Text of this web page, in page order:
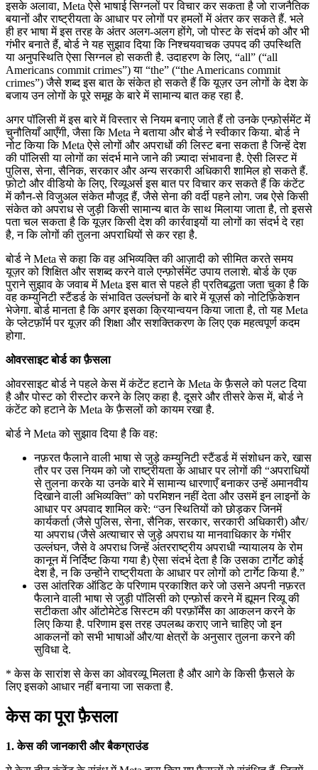
इसके अलावा, Meta ऐसे भाषाई सिग्नलों पर विचार कर सकता है जो राजनैतिक
बयानों और राष्ट्रीयता के आधार पर लोगों पर हमलों में अंतर कर सकते हैं. भले
ही हर भाषा में इस तरह के अंतर अलग-अलग होंगे, जो पोस्ट के संदर्भ को और भी
गंभीर बनाते हैं, बोर्ड ने यह सुझाव दिया कि निश्चयवाचक उपपद की उपस्थिति
या अनुपस्थिति ऐसा सिग्नल हो सकती है. उदाहरण के लिए, “all” (“all
Americans commit crimes”) या “the” (“the Americans commit
crimes”) जैसे शब्द इस बात के संकेत हो सकते हैं कि यूज़र उन लोगों के देश के
बजाय उन लोगों के पूरे समूह के बारे में सामान्य बात कह रहा है.
अगर पॉलिसी में इस बारे में विस्तार से नियम बनाए जाते हैं तो उनके एन्फ़ोर्समेंट में
चुनौतियाँ आएँगी, जैसा कि Meta ने बताया और बोर्ड ने स्वीकार किया. बोर्ड ने
नोट किया कि Meta ऐसे लोगों और अपराधों की लिस्ट बना सकता है जिन्हें देश
की पॉलिसी या लोगों का संदर्भ माने जाने की ज़्यादा संभावना है. ऐसी लिस्ट में
पुलिस, सेना, सैनिक, सरकार और अन्य सरकारी अधिकारी शामिल हो सकते हैं.
फ़ोटो और वीडियो के लिए, रिव्यूअर्स इस बात पर विचार कर सकते हैं कि कंटेंट
में कौन-से विजुअल संकेत मौजूद हैं, जैसे सेना की वर्दी पहने लोग. जब ऐसे किसी
संकेत को अपराध से जुड़ी किसी सामान्य बात के साथ मिलाया जाता है, तो इससे
पता चल सकता है कि यूज़र किसी देश की कार्रवाइयों या लोगों का संदर्भ दे रहा
है, न कि लोगों की तुलना अपराधियों से कर रहा है.
बोर्ड ने Meta से कहा कि वह अभिव्यक्ति की आज़ादी को सीमित करते समय
यूज़र को शिक्षित और सशब्द करने वाले एन्फ़ोर्समेंट उपाय तलाशे. बोर्ड के एक
पुराने सुझाव के जवाब में Meta इस बात से पहले ही प्रतिबद्धता जता चुका है कि
वह कम्युनिटी स्टैंडर्ड के संभावित उल्लंघनों के बारे में यूज़र्स को नोटिफ़िकेशन
भेजेगा. बोर्ड मानता है कि अगर इसका क्रियान्वयन किया जाता है, तो यह Meta
के प्लेटफ़ॉर्म पर यूज़र की शिक्षा और सशक्तिकरण के लिए एक महत्वपूर्ण कदम
होगा.
ओवरसाइट बोर्ड का फ़ैसला
ओवरसाइट बोर्ड ने पहले केस में कंटेंट हटाने के Meta के फ़ैसले को पलट दिया
है और पोस्ट को रीस्टोर करने के लिए कहा है. दूसरे और तीसरे केस में, बोर्ड ने
कंटेंट को हटाने के Meta के फ़ैसलों को कायम रखा है.
बोर्ड ने Meta को सुझाव दिया है कि वह:
नफ़रत फैलाने वाली भाषा से जुड़े कम्युनिटी स्टैंडर्ड में संशोधन करे, खास
तौर पर उस नियम को जो राष्ट्रीयता के आधार पर लोगों की “अपराधियों
से तुलना करके या उनके बारे में सामान्य धारणाएँ बनाकर उन्हें अमानवीय
दिखाने वाली अभिव्यक्ति” को परमिशन नहीं देता और उसमें इन लाइनों के
आधार पर अपवाद शामिल करे: “उन स्थितियों को छोड़कर जिनमें
कार्यकर्ता (जैसे पुलिस, सेना, सैनिक, सरकार, सरकारी अधिकारी) और/
या अपराध (जैसे अत्याचार से जुड़े अपराध या मानवाधिकार के गंभीर
उल्लंघन, जैसे वे अपराध जिन्हें अंतरराष्ट्रीय अपराधी न्यायालय के रोम
कानून में निर्दिष्ट किया गया है) ऐसा संदर्भ देता है कि उसका टार्गेट कोई
देश है, न कि उन्होंने राष्ट्रीयता के आधार पर लोगों को टार्गेट किया है.”
उस आंतरिक ऑडिट के परिणाम प्रकाशित करे जो उसने अपनी नफ़रत
फैलाने वाली भाषा से जुड़ी पॉलिसी को एन्फ़ोर्स करने में ह्यूमन रिव्यू की
सटीकता और ऑटोमेटेड सिस्टम की परफ़ॉर्मेंस का आकलन करने के
लिए किया है. परिणाम इस तरह उपलब्ध कराए जाने चाहिए जो इन
आकलनों को सभी भाषाओं और/या क्षेत्रों के अनुसार तुलना करने की
सुविधा दे.
* केस के सारांश से केस का ओवरव्यू मिलता है और आगे के किसी फ़ैसले के
लिए इसको आधार नहीं बनाया जा सकता है.
केस का पूरा फ़ैसला
1. केस की जानकारी और बैकग्राउंड